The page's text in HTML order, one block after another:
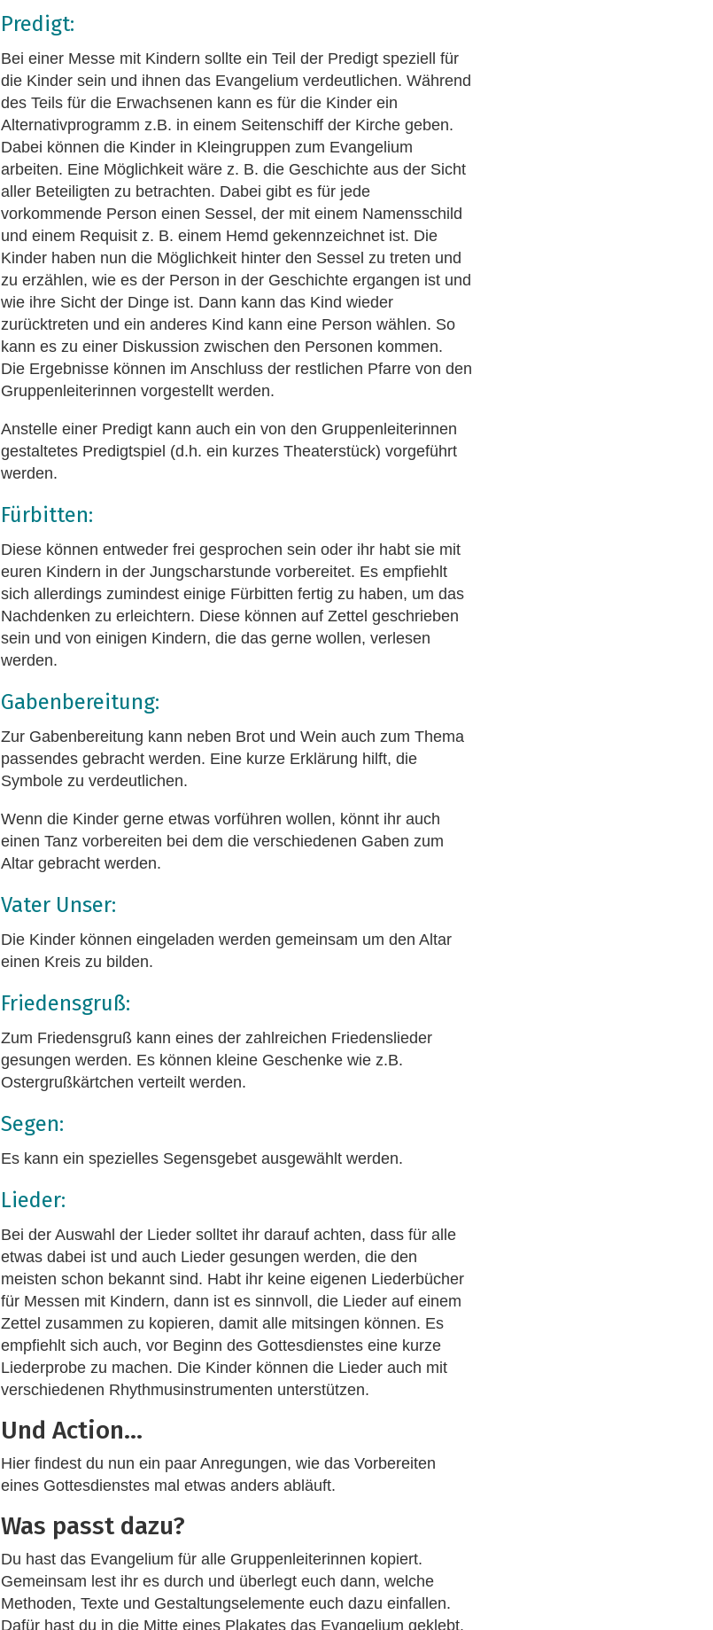
Predigt:
Bei einer Messe mit Kindern sollte ein Teil der Predigt speziell für
die Kinder sein und ihnen das Evangelium verdeutlichen. Während
des Teils für die Erwachsenen kann es für die Kinder ein
Alternativprogramm z.B. in einem Seitenschiff der Kirche geben.
Dabei können die Kinder in Kleingruppen zum Evangelium
arbeiten. Eine Möglichkeit wäre z. B. die Geschichte aus der Sicht
aller Beteiligten zu betrachten. Dabei gibt es für jede
vorkommende Person einen Sessel, der mit einem Namensschild
und einem Requisit z. B. einem Hemd gekennzeichnet ist. Die
Kinder haben nun die Möglichkeit hinter den Sessel zu treten und
zu erzählen, wie es der Person in der Geschichte ergangen ist und
wie ihre Sicht der Dinge ist. Dann kann das Kind wieder
zurücktreten und ein anderes Kind kann eine Person wählen. So
kann es zu einer Diskussion zwischen den Personen kommen.
Die Ergebnisse können im Anschluss der restlichen Pfarre von den
Gruppenleiterinnen vorgestellt werden.
Anstelle einer Predigt kann auch ein von den Gruppenleiterinnen
gestaltetes Predigtspiel (d.h. ein kurzes Theaterstück) vorgeführt
werden.
Fürbitten:
Diese können entweder frei gesprochen sein oder ihr habt sie mit
euren Kindern in der Jungscharstunde vorbereitet. Es empfiehlt
sich allerdings zumindest einige Fürbitten fertig zu haben, um das
Nachdenken zu erleichtern. Diese können auf Zettel geschrieben
sein und von einigen Kindern, die das gerne wollen, verlesen
werden.
Gabenbereitung:
Zur Gabenbereitung kann neben Brot und Wein auch zum Thema
passendes gebracht werden. Eine kurze Erklärung hilft, die
Symbole zu verdeutlichen.
Wenn die Kinder gerne etwas vorführen wollen, könnt ihr auch
einen Tanz vorbereiten bei dem die verschiedenen Gaben zum
Altar gebracht werden.
Vater Unser:
Die Kinder können eingeladen werden gemeinsam um den Altar
einen Kreis zu bilden.
Friedensgruß:
Zum Friedensgruß kann eines der zahlreichen Friedenslieder
gesungen werden. Es können kleine Geschenke wie z.B.
Ostergrußkärtchen verteilt werden.
Segen:
Es kann ein spezielles Segensgebet ausgewählt werden.
Lieder:
Bei der Auswahl der Lieder solltet ihr darauf achten, dass für alle
etwas dabei ist und auch Lieder gesungen werden, die den
meisten schon bekannt sind. Habt ihr keine eigenen Liederbücher
für Messen mit Kindern, dann ist es sinnvoll, die Lieder auf einem
Zettel zusammen zu kopieren, damit alle mitsingen können. Es
empfiehlt sich auch, vor Beginn des Gottesdienstes eine kurze
Liederprobe zu machen. Die Kinder können die Lieder auch mit
verschiedenen Rhythmusinstrumenten unterstützen.
Und Action...
Hier findest du nun ein paar Anregungen, wie das Vorbereiten
eines Gottesdienstes mal etwas anders abläuft.
Was passt dazu?
Du hast das Evangelium für alle Gruppenleiterinnen kopiert.
Gemeinsam lest ihr es durch und überlegt euch dann, welche
Methoden, Texte und Gestaltungselemente euch dazu einfallen.
Dafür hast du in die Mitte eines Plakates das Evangelium geklebt.